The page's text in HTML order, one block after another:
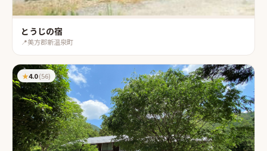
とうじの宿
📍美方郡新温泉町
★4.0(56)